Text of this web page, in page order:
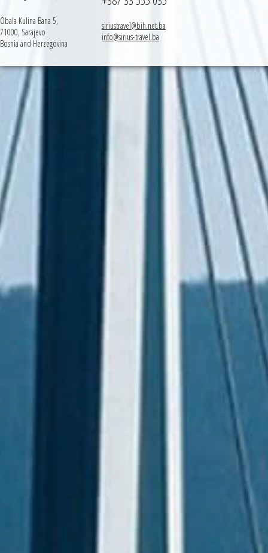
Obala Kulina Bana 5,
71000, Sarajevo
Bosnia and Herzegovina
siriustravel@bih.net.ba
info@sirius-travel.ba